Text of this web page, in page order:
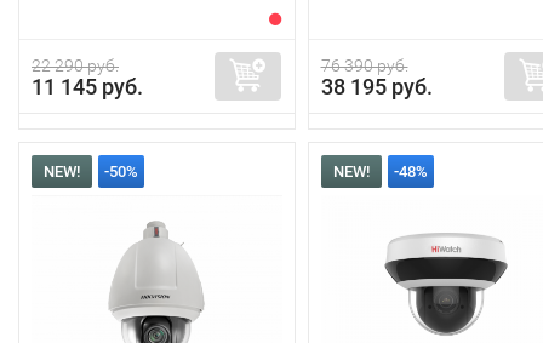
22 290 руб.
11 145 руб.
76 390 руб.
38 195 руб.
NEW! -50% NEW! -48%